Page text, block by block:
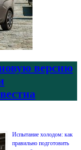
версию
Испытание холодом: как
правильно подготовить